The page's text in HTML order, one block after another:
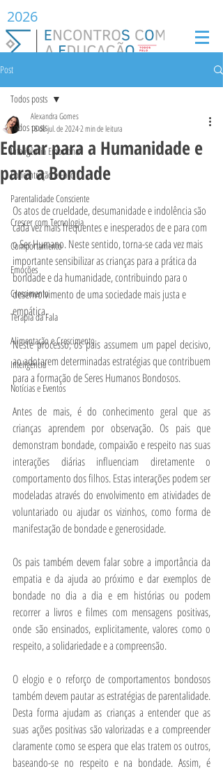
2026
Post
Todos posts
Inteligência Emocional
Concentração e Foco
Parentalidade Consciente
Crescer com Tecnologia
Comportamento
Emoções
Crescimento
Terapia da Fala
Alimentação e Crescimento
Inteligência
Notícias e Eventos
Todos posts
Educar para a Humanidade e
para a Bondade
Alexandra Gomes
16 de jul. de 20242 min de leitura
Os atos de crueldade, desumanidade e indolência são
cada vez mais frequentes e inesperados de e para com
o Ser Humano. Neste sentido, torna-se cada vez mais
importante sensibilizar as crianças para a prática da
bondade e da humanidade, contribuindo para o
desenvolvimento de uma sociedade mais justa e
empática.
Neste processo, os pais assumem um papel decisivo,
ao adotarem determinadas estratégias que contribuem
para a formação de Seres Humanos Bondosos.
Antes de mais, é do conhecimento geral que as
crianças aprendem por observação. Os pais que
demonstram bondade, compaixão e respeito nas suas
interações diárias influenciam diretamente o
comportamento dos filhos. Estas interações podem ser
modeladas através do envolvimento em atividades de
voluntariado ou ajudar os vizinhos, como forma de
manifestação de bondade e generosidade.
Os pais também devem falar sobre a importância da
empatia e da ajuda ao próximo e dar exemplos de
bondade no dia a dia e em histórias ou podem
recorrer a livros e filmes com mensagens positivas,
onde são ensinados, explicitamente, valores como o
respeito, a solidariedade e a compreensão.
O elogio e o reforço de comportamentos bondosos
também devem pautar as estratégias de parentalidade.
Desta forma ajudam as crianças a entender que as
suas ações positivas são valorizadas e a compreender
claramente como se espera que elas tratem os outros,
baseando-se no respeito e na bondade. Assim, é